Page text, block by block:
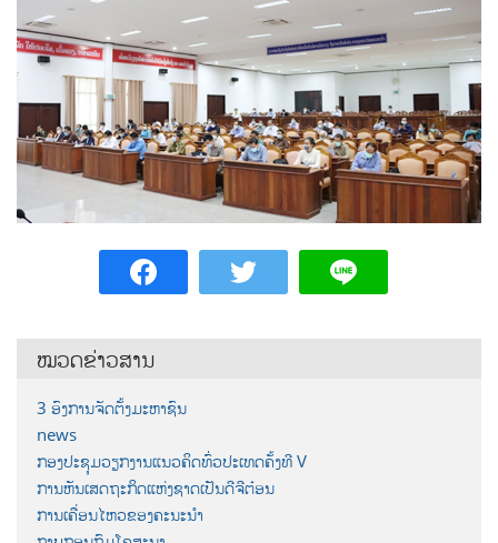
ໝວດຂ່າວສານ
3 ອົງການຈັດຕັ້ງມະຫາຊົນ
news
ກອງປະຊຸມວຽກງານແນວຄິດທົ່ວປະເທດຄັ້ງທີ V
ການຫັນເສດຖະກິດແຫ່ງຊາດເປັນດີຈີຕ໋ອນ
ການເຄື່ອນໄຫວຂອງຄະນະນຳ